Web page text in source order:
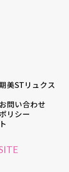
美STリュクス
お問い合わせ
リシー